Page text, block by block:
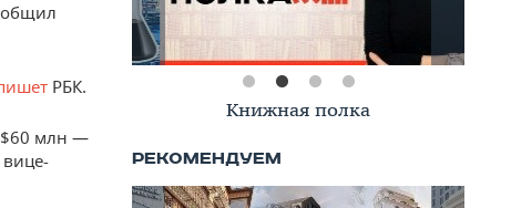
РБК.
$60 млн —
вице-
Книжная полка